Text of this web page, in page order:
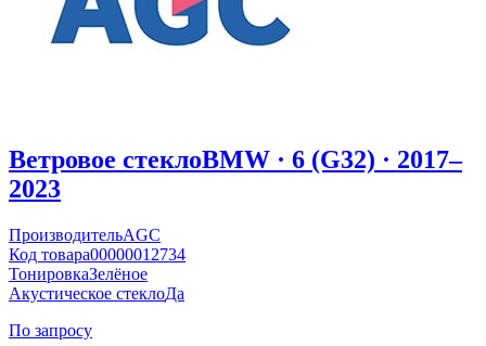
Ветровое стеклоBMW · 6 (G32) · 2017–
2023
ПроизводительAGC
Код товара00000012734
ТонировкаЗелёное
Акустическое стеклоДа
По запросу